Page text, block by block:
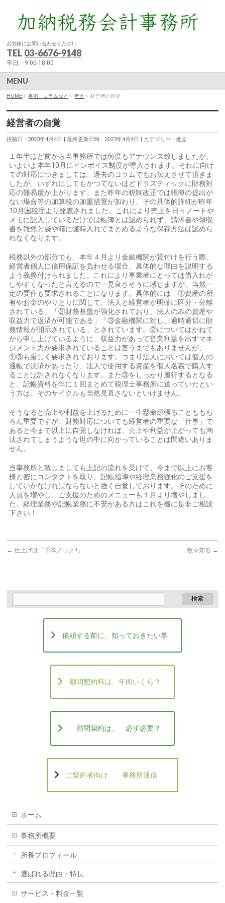
お気軽にお問い合わせください
TEL 03-6676-9148
平日 9:00-18:00
MENU
HOME » 事例、コラムなど » 考え » 経営者の自覚
経営者の自覚
投稿日 : 2023年4月4日 最終更新日時 : 2023年4月4日 カテゴリー :考え
１年半ほど前から当事務所では何度もアナウンス致しましたが、
いよいよ本年10月にインボイス制度が導入されます。それに向け
ての対応につきましては、過去のコラムでもお伝えさせて頂きま
したが、いずれにしてもかつてないほどドラスティックに財務対
応の難易度が上がります。また昨年の税制改正では帳簿の提出が
ない場合等の加算税の加重措置が加わり、その具体的詳細が昨年
10月 国税庁より発表されました。これにより売上を日々ノートや
メモに記入しているだけでは帳簿とは認められず、請求書や領収
書を雑然と袋や箱に随時入れてまとめるような保存方法は認めら
れなくなります。
税務以外の部分でも、本年４月より金融機関が貸付けを行う際、
経営者個人に信用保証を負わせる場合、具体的な理由を説明する
よう義務付けられました。これにより事業者にとっては借入れが
しやすくなったと言えるので一見良さそうに感じますが、当然一
定の要件も要求されることになります。具体的には「①資産の所
有やお金のやりとりに関して、法人と経営者が明確に区分・分離
されている」「②財務基盤が強化されており、法人のみの資産や
収益力で返済が可能である」「③金融機関に対し、適時適切に財
務情報が開示されている」とされています。②についてはかねて
から申し上げているように、収益力があって営業利益を出すマネ
ジメント力が要求されていることは言うまでもありませんが、
①③も厳しく要求されております。つまり法人においては個人の
通帳で決済があったり、法人で使用する資産を個人名義で購入す
ることは許されなくなります。また③をしっかり履行するとなる
と、記帳資料を年に１回まとめて税理士事務所に送っていたとい
う方は、そのサイクルも当然見直さないといけません。
そうなると売上や利益を上げるために一生懸命頑張ることももち
ろん重要ですが、財務対応についても経営者の重要な「仕事」で
あると今まで以上に自覚しなければ、売上や利益が上がっても淘
汰されてしまうような世の中に向かっていることは間違いありま
せん。
当事務所と致しましても上記の流れを受けて、今まで以上にお客
様と密にコンタクトを取り、記帳指導や経理業務強化のご支援を
していかなければならないと強く自覚しております。そのために
人員を増やし、ご支援のためのメニューも１月より増やしまし
た。経理業務や記帳業務に不安がある方はこれを機に是非ご相談
下さい！
← 仕上げは「千本ノック‼」 敵を知る →
依頼する前に、知っておきたい事
顧問契約料は、年間いくら？
顧問契約は、 必ず必要？
ご契約者向け 事務所通信
ホーム
事務所概要
所長プロフィール
選ばれる理由・特長
サービス・料金一覧